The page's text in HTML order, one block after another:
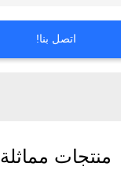
اتصل بنا!
منتجات مماثلة